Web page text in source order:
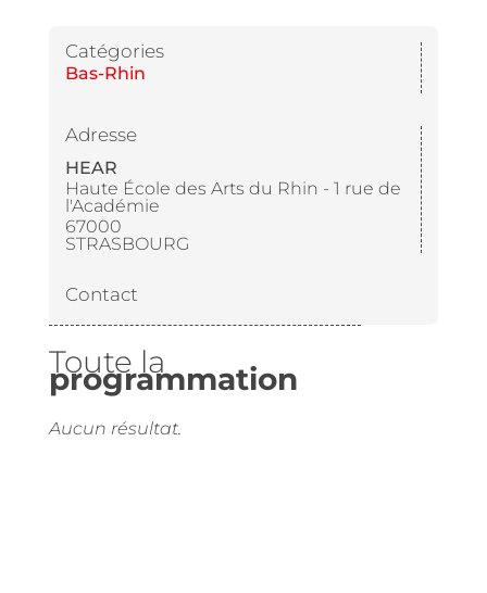
Catégories
Bas-Rhin
Adresse
HEAR
Haute École des Arts du Rhin - 1 rue de
l'Académie
67000
STRASBOURG
Contact
Toute la
programmation
Aucun résultat.